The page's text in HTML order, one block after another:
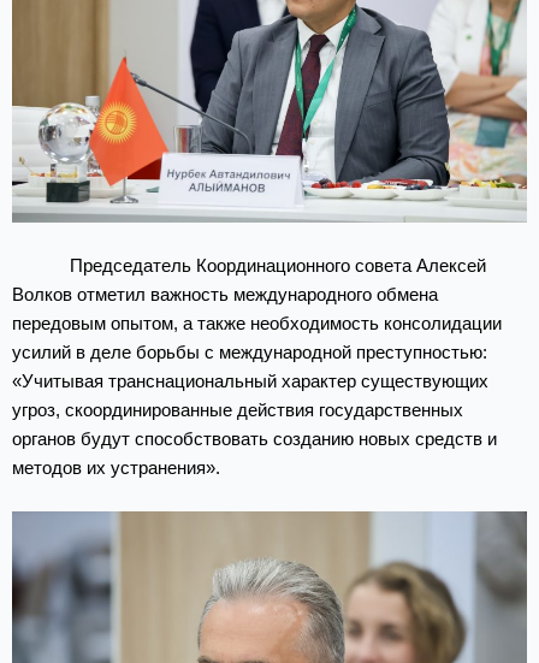
Председатель Координационного совета Алексей
Волков отметил важность международного обмена
передовым опытом, а также необходимость консолидации
усилий в деле борьбы с международной преступностью:
«Учитывая транснациональный характер существующих
угроз, скоординированные действия государственных
органов будут способствовать созданию новых средств и
методов их устранения».